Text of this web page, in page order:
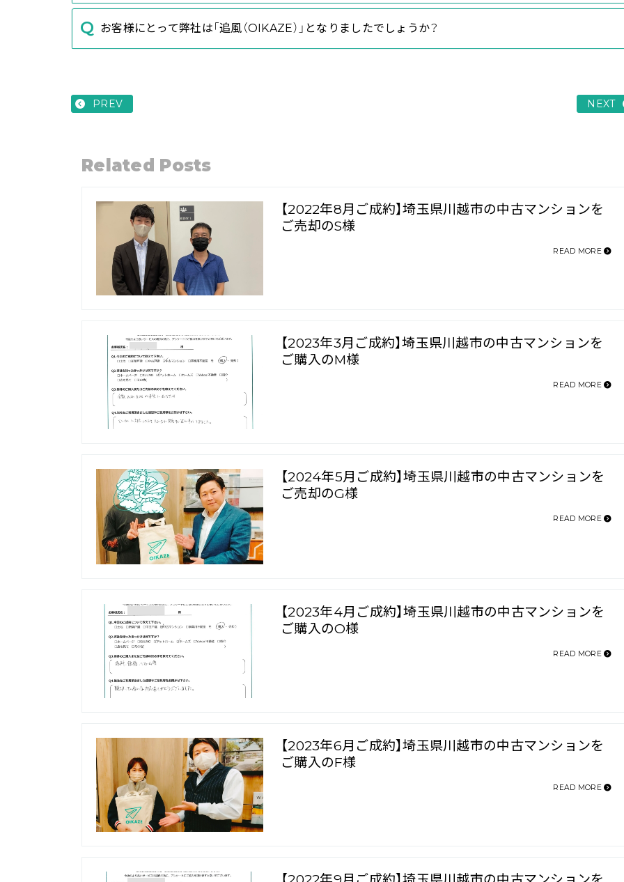
お客様にとって弊社は「追風（OIKAZE）」となりましたでしょうか？
PREV NEXT
Related Posts
【2022年8月ご成約】埼玉県川越市の中古マンションを
ご売却のS様
READ MORE
【2023年3月ご成約】埼玉県川越市の中古マンションを
ご購入のM様
READ MORE
【2024年5月ご成約】埼玉県川越市の中古マンションを
ご売却のG様
READ MORE
【2023年4月ご成約】埼玉県川越市の中古マンションを
ご購入のO様
READ MORE
【2023年6月ご成約】埼玉県川越市の中古マンションを
ご購入のF様
READ MORE